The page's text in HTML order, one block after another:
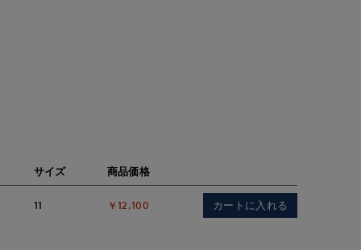
サイズ 商品価格
11 ￥12,100 カートに入れる